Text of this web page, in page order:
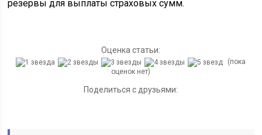
резервы для выплаты страховых сумм.
Оценка статьи:
(пока
оценок нет)
Поделиться с друзьями: